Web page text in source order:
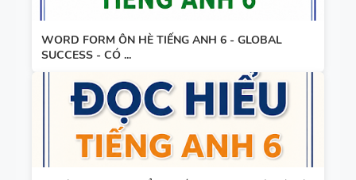
WORD FORM ÔN HÈ TIẾNG ANH 6 - GLOBAL
SUCCESS - CÓ ...